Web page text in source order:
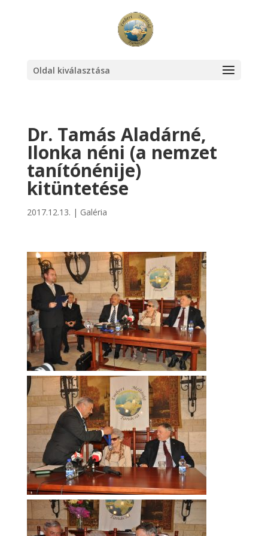
Oldal kiválasztása
Dr. Tamás Aladárné,
Ilonka néni (a nemzet
tanítónénije)
kitüntetése
2017.12.13. | Galéria